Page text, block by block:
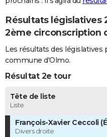
FORUM
Bricolage
Lifestyle
Culture
Sport
Auto
Television
Voyage
Cinema
Résultats législatives
2ème circonscription
Les résultats des
commune d'Olmo.
Résultat 2e tour
Tête de liste
Liste
François-Xavier Ceccoli
Divers droite